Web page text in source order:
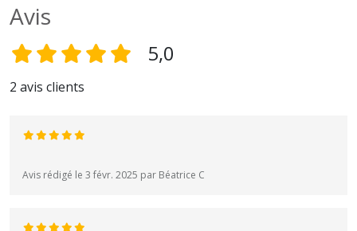
Avis
5,0
2 avis clients
Avis rédigé le 3 févr. 2025 par Béatrice C